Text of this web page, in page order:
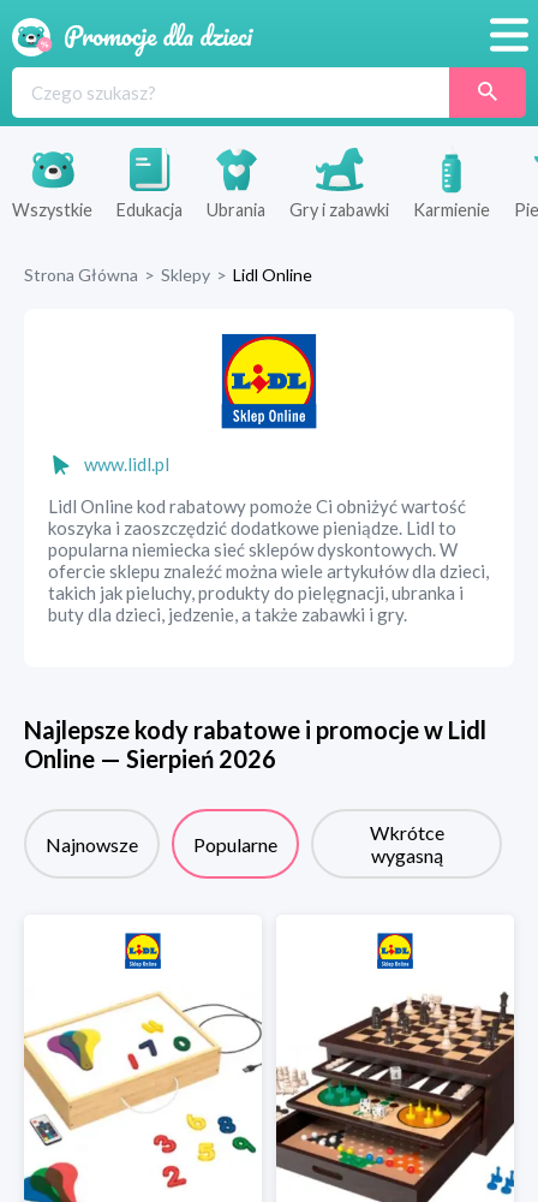
Produkty
Sklepy
Wszystkie Edukacja Ubrania Gry i zabawki Karmienie
Strona Główna > Sklepy > Lidl Online
www.lidl.pl
Lidl Online kod rabatowy pomoże Ci obniżyć wartość
koszyka i zaoszczędzić dodatkowe pieniądze. Lidl to
popularna niemiecka sieć sklepów dyskontowych. W
ofercie sklepu znaleźć można wiele artykułów dla dzieci,
takich jak pieluchy, produkty do pielęgnacji, ubranka i
buty dla dzieci, jedzenie, a także zabawki i gry.
Najlepsze kody rabatowe i promocje w Lidl
Online — Sierpień 2026
Najnowsze Popularne
Wkrótce
wygasną